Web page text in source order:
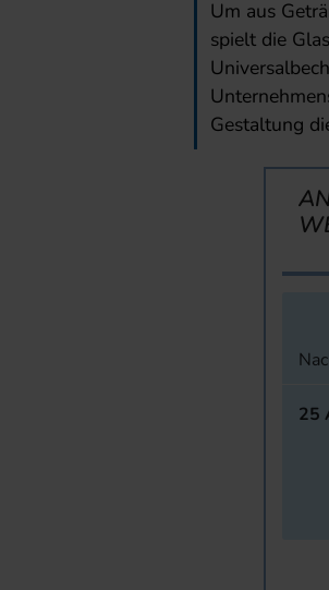
Um aus
spielt die
Gestaltung
25